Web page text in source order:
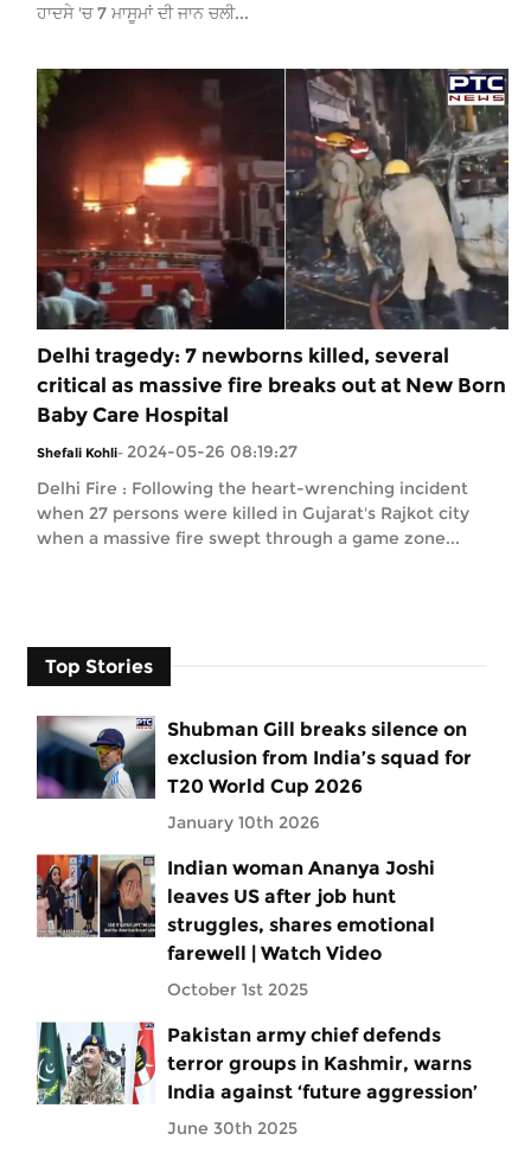
ਹਾਦਸੇ 'ਚ 7 ਮਾਸੂਮਾਂ ਦੀ ਜਾਨ ਚਲੀ...
Delhi tragedy: 7 newborns killed, several
critical as massive fire breaks out at New Born
Baby Care Hospital
Shefali Kohli- 2024-05-26 08:19:27
Delhi Fire : Following the heart-wrenching incident
when 27 persons were killed in Gujarat's Rajkot city
when a massive fire swept through a game zone...
Top Stories
Shubman Gill breaks silence on
exclusion from India’s squad for
T20 World Cup 2026
January 10th 2026
Indian woman Ananya Joshi
leaves US after job hunt
struggles, shares emotional
farewell | Watch Video
October 1st 2025
Pakistan army chief defends
terror groups in Kashmir, warns
India against ‘future aggression’
June 30th 2025